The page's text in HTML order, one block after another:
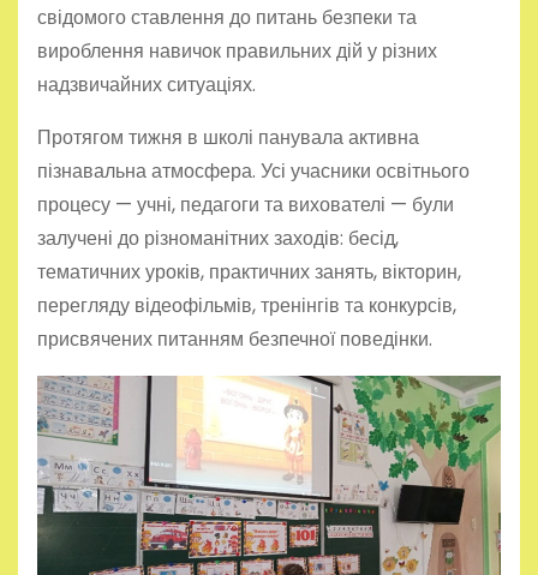
свідомого ставлення до питань безпеки та
вироблення навичок правильних дій у різних
надзвичайних ситуаціях.
Протягом тижня в школі панувала активна
пізнавальна атмосфера. Усі учасники освітнього
процесу — учні, педагоги та вихователі — були
залучені до різноманітних заходів: бесід,
тематичних уроків, практичних занять, вікторин,
перегляду відеофільмів, тренінгів та конкурсів,
присвячених питанням безпечної поведінки.